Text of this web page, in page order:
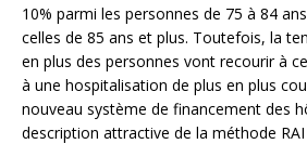
10% parmi les personnes de 75 à 84
celles de 85 ans et plus. Toutefois, la
en plus des personnes vont recourir à
à une hospitalisation de plus en plus
nouveau système de financement des
description attractive de la méthode